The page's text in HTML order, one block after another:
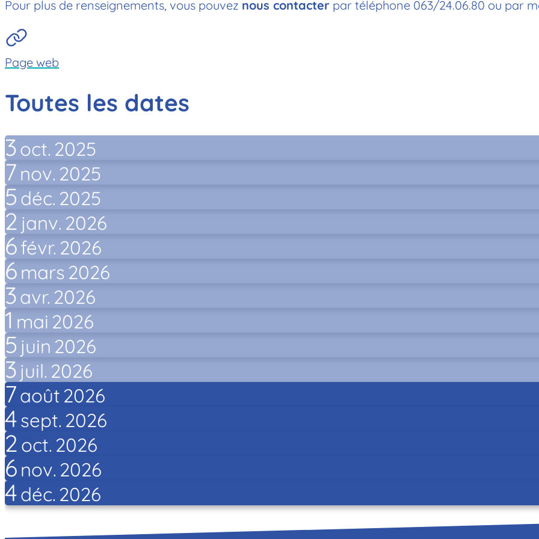
Pour plus de renseignements, vous pouvez nous contacter par téléphone 063/24.06.80 ou par
Page web
Toutes les dates
3oct. 2025
7 nov. 2025
5 déc. 2025
2 janv. 2026
6févr. 2026
6 mars 2026
3avr. 2026
1 mai 2026
5 juin 2026
3 juil. 2026
7août 2026
4sept. 2026
2 oct. 2026
6 nov. 2026
4déc. 2026